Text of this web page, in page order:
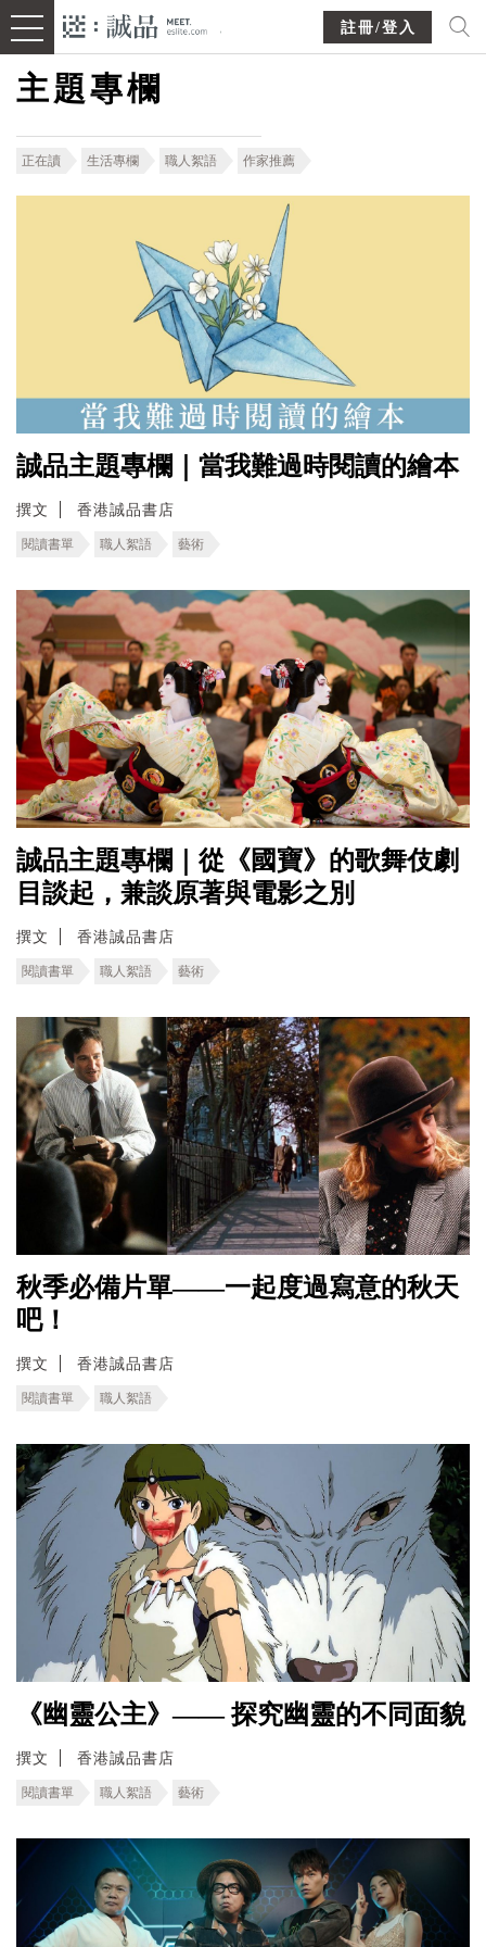
註冊/登入
主題專欄
正在讀 生活專欄 職人絮語 作家推薦
誠品主題專欄｜當我難過時閱讀的繪本
撰文 香港誠品書店
閱讀書單 職人絮語 藝術
誠品主題專欄｜從《國寶》的歌舞伎劇
目談起，兼談原著與電影之別
撰文 香港誠品書店
閱讀書單 職人絮語 藝術
秋季必備片單——一起度過寫意的秋天
吧！
撰文 香港誠品書店
閱讀書單 職人絮語
《幽靈公主》—— 探究幽靈的不同面貌
撰文 香港誠品書店
閱讀書單 職人絮語 藝術